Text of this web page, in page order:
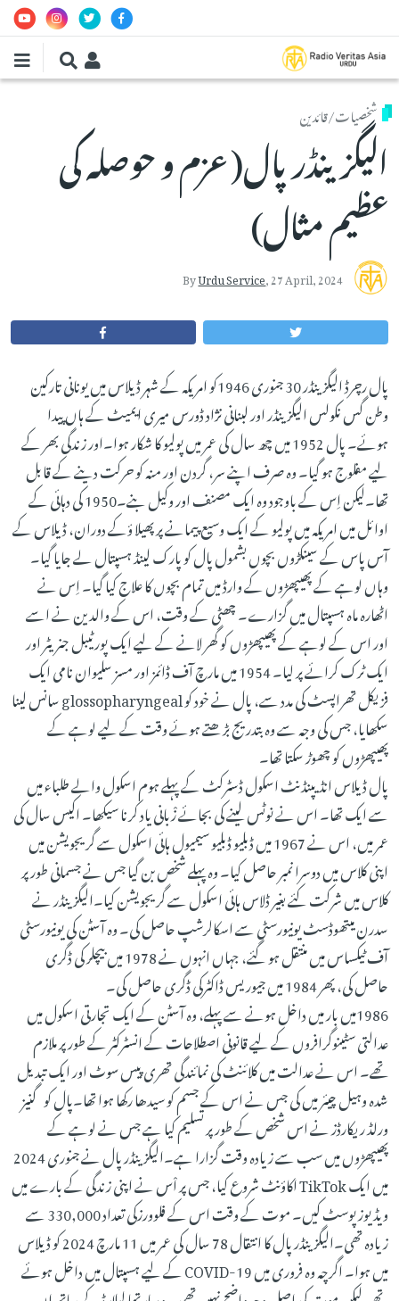
شخصیات/قائدین
الیگزینڈرپال(عزم و حوصلہ کی
عظیم مثال)
ByUrdu Service,27 April, 2024
پال رچرڈ الیگزینڈر 30 جنوری 1946کو امریکہ کے شہر ڈیلاس میں یونانی تارکین
وطن گس نکولس الیگزینڈر اور لبنانی نژاد ڈورس میری ایمیٹ کے ہاں پیدا
ہوئے۔ پال 1952 میں چھ سال کی عمر میں پولیو کا شکار ہوا۔اور زندگی بھر کے
لیے مفلوج ہو گیا۔ وہ صرف اپنے سر، گردن اور منہ کو حرکت دینے کے قابل
تھا۔لیکن اِس کے باوجود وہ ایک مصنف اور وکیل بنے۔1950 کی دہائی کے
اوائل میں امریکہ میں پولیو کے ایک وسیع پیمانے پر پھیلا ؤکے دوران، ڈیلاس کے
آس پاس کے سینکڑوں بچوں بشمول پال کو پارک لینڈ ہسپتال لے جایا گیا۔
وہاں لوہے کے پھیپھڑوں کے وارڈ میں تمام بچوں کا علاج کیا گیا۔ اِس نے
اٹھارہ ماہ ہسپتال میں گزارے۔ چھٹی کے وقت، اس کے والدین نے اسے
اور اس کے لوہے کے پھیپھڑوں کو گھر لانے کے لیے ایک پورٹیبل جنریٹر اور
ایک ٹرک کرائے پر لیا۔ 1954 میں مارچ آف ڈائمز اور مسز سلیوان نامی ایک
فزیکل تھراپسٹ کی مدد سے، پال نے خود کو glossopharyngeal سانس لینا
سکھایا، جس کی وجہ سے وہ بتدریج بڑھتے ہوئے وقت کے لیے لوہے کے
پھیپھڑوں کو چھوڑ سکتا تھا۔
پال ڈیلاس انڈیپنڈنٹ اسکول ڈسٹرکٹ کے پہلے ہوم اسکول والے طلباء میں
سے ایک تھا۔ اس نے نوٹس لینے کی بجائے زْبانی یاد کرنا سیکھا۔ اکیس سال کی
عمر میں، اس نے 1967 میں ڈبلیو ڈبلیو سیمیول ہائی اسکول سے گریجویشن میں
اپنی کلاس میں دوسرا نمبر حاصل کیا۔ وہ پہلے شخص بن گیا جس نے جسمانی طور پر
کلاس میں شرکت کئے بغیر ڈلاس ہائی اسکول سے گریجویشن کیا۔الیگزینڈر نے
سدرن میتھوڈسٹ یونیورسٹی سے اسکالرشپ حاصل کی۔ وہ آسٹن کی یونیورسٹی
آف ٹیکساس میں منتقل ہو گئے، جہاں انہوں نے 1978 میں بیچلر کی ڈگری
حاصل کی، پھر 1984 میں جیوریس ڈاکٹرکی ڈگری حاصل کی۔
1986میں بار میں داخل ہونے سے پہلے، وہ آسٹن کے ایک تجارتی اسکول میں
عدالتی سٹینوگرافروں کے لیے قانونی اصطلاحات کے انسٹرکٹر کے طور پر ملازم
تھے۔ اس نے عدالت میں کلائنٹ کی نمائندگی تھری پیس سوٹ اور ایک تبدیل
شدہ وہیل چیئر میں کی جس نے اس کے جسم کو سیدھا رکھا ہوا تھا۔پال کو گنیز
ورلڈ ریکارڈز نے اس شخص کے طور پر تسلیم کیا ہے جس نے لوہے کے
پھیپھڑوں میں سب سے زیادہ وقت گزارا ہے۔الیگزینڈر پال نے جنوری 2024
میں ایک TikTok اکاؤنٹ شروع کیا، جس پر اْس نے اپنی زندگی کے بارے میں
ویڈیوز پوسٹ کیں۔ موت کے وقت اس کے فلوورزکی تعداد 330,000 سے
زیادہ تھی۔الیگزینڈر پال کا انتقال 78 سال کی عمر میں 11 مارچ 2024 کو ڈیلاس
میں ہوا۔ اگرچہ وہ فروری میں COVID-19 کے لیے ہسپتال میں داخل ہوئے